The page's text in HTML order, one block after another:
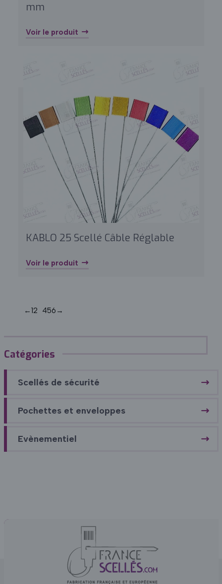
Catégories
Scellés de sécurité
Pochettes et enveloppes
Evènementiel
mm
Voir le produit
KABLO 25 Scellé Câble Réglable
Voir le produit
←12 456 →